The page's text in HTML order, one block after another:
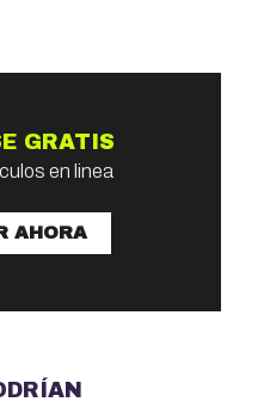
GRATIS
en linea
AHORA